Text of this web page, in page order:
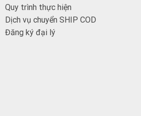
Quy trình thực hiện
Dịch vụ chuyển SHIP COD
Đăng ký đại lý